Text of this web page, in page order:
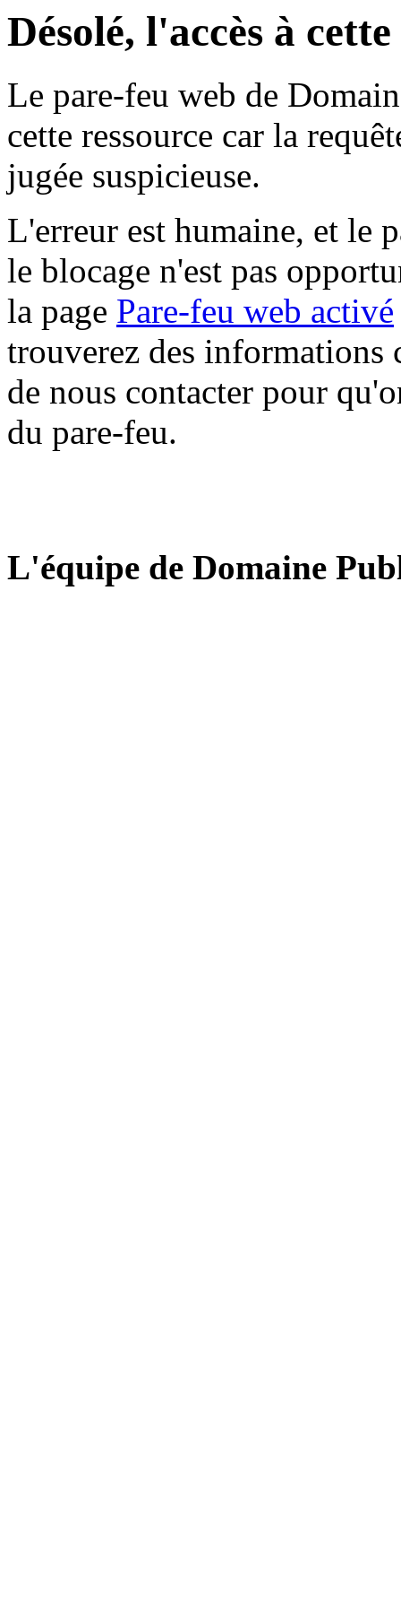
Désolé, l'accès à
Le pare-feu web de
cette ressource car la
jugée suspicieuse.
L'erreur est humaine, et le
le blocage n'est pas
la page Pare-feu web activé
trouverez des informations
de nous contacter pour
du pare-feu.
L'équipe de Domaine